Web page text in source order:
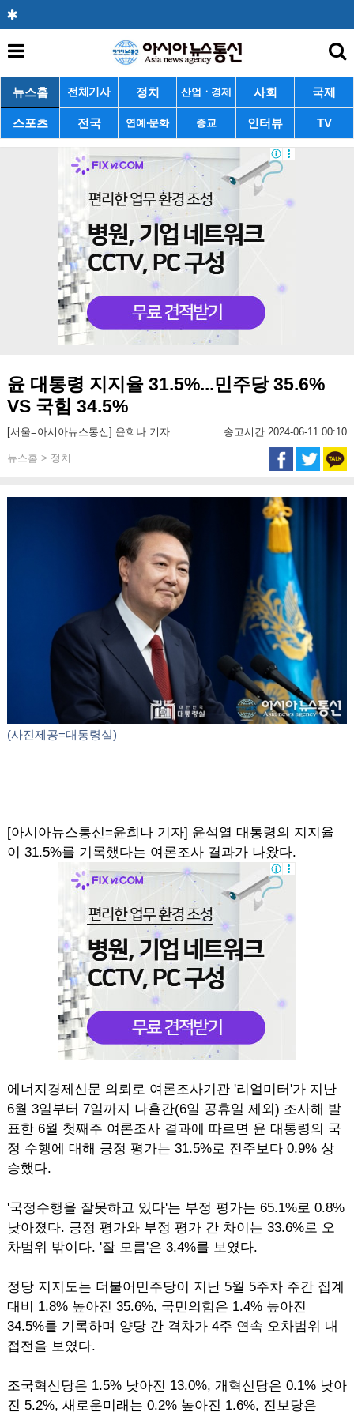
뉴스홈 전체기사 정치 산업ㆍ경제 사회 국제
스포츠 전국 연예·문화 종교 인터뷰 TV
윤 대통령 지지율 31.5%...민주당 35.6%
VS 국힘 34.5%
[서울=아시아뉴스통신] 윤희나 기자 송고시간 2024-06-11 00:10
뉴스홈 > 정치
(사진제공=대통령실)
[아시아뉴스통신=윤희나 기자] 윤석열 대통령의 지지율
이 31.5%를 기록했다는 여론조사 결과가 나왔다.
에너지경제신문 의뢰로 여론조사기관 '리얼미터'가 지난
6월 3일부터 7일까지 나흘간(6일 공휴일 제외) 조사해 발
표한 6월 첫째주 여론조사 결과에 따르면 윤 대통령의 국
정 수행에 대해 긍정 평가는 31.5%로 전주보다 0.9% 상
승했다.
'국정수행을 잘못하고 있다'는 부정 평가는 65.1%로 0.8%
낮아졌다. 긍정 평가와 부정 평가 간 차이는 33.6%로 오
차범위 밖이다. '잘 모름'은 3.4%를 보였다.
정당 지지도는 더불어민주당이 지난 5월 5주차 주간 집계
대비 1.8% 높아진 35.6%, 국민의힘은 1.4% 높아진
34.5%를 기록하며 양당 간 격차가 4주 연속 오차범위 내
접전을 보였다.
조국혁신당은 1.5% 낮아진 13.0%, 개혁신당은 0.1% 낮아
진 5.2%, 새로운미래는 0.2% 높아진 1.6%, 진보당은